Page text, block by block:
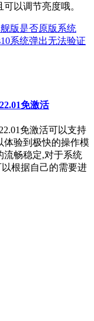
以调节亮度哦。
版是否原版系统
系统弹出无法验证
免激活
免激活可以支持
体验到极快的操作模
流畅稳定,对于系统
根据自己的需要进